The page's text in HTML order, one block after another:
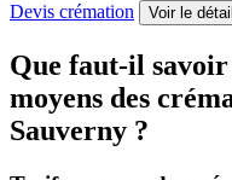
Devis crémation Voir le détail
Que faut-il
moyens des
Sauverny ?